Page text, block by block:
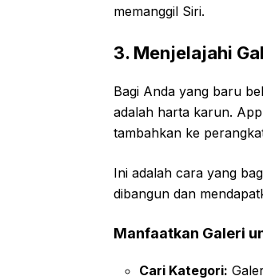
memanggil Siri.
3. Menjelajahi
Bagi Anda yang baru
adalah harta karun.
tambahkan ke
Ini adalah cara yang
dibangun dan
Manfaatkan Galeri
Cari Kategori: